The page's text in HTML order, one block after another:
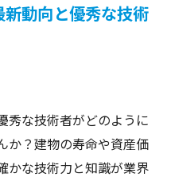
動向と優秀な技術
秀な技術者がどのように
か？建物の寿命や資産価
かな技術力と知識が業界